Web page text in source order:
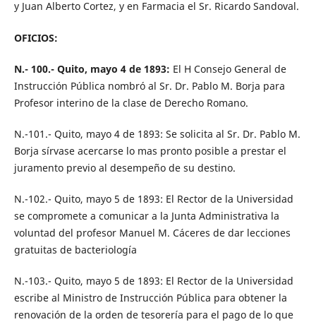
y Juan Alberto Cortez, y en Farmacia el Sr. Ricardo Sandoval.
OFICIOS:
N.- 100.- Quito, mayo 4 de 1893: El H Consejo General de
Instrucción Pública nombró al Sr. Dr. Pablo M. Borja para
Profesor interino de la clase de Derecho Romano.
N.-101.- Quito, mayo 4 de 1893: Se solicita al Sr. Dr. Pablo M.
Borja sírvase acercarse lo mas pronto posible a prestar el
juramento previo al desempeño de su destino.
N.-102.- Quito, mayo 5 de 1893: El Rector de la Universidad
se compromete a comunicar a la Junta Administrativa la
voluntad del profesor Manuel M. Cáceres de dar lecciones
gratuitas de bacteriología
N.-103.- Quito, mayo 5 de 1893: El Rector de la Universidad
escribe al Ministro de Instrucción Pública para obtener la
renovación de la orden de tesorería para el pago de lo que